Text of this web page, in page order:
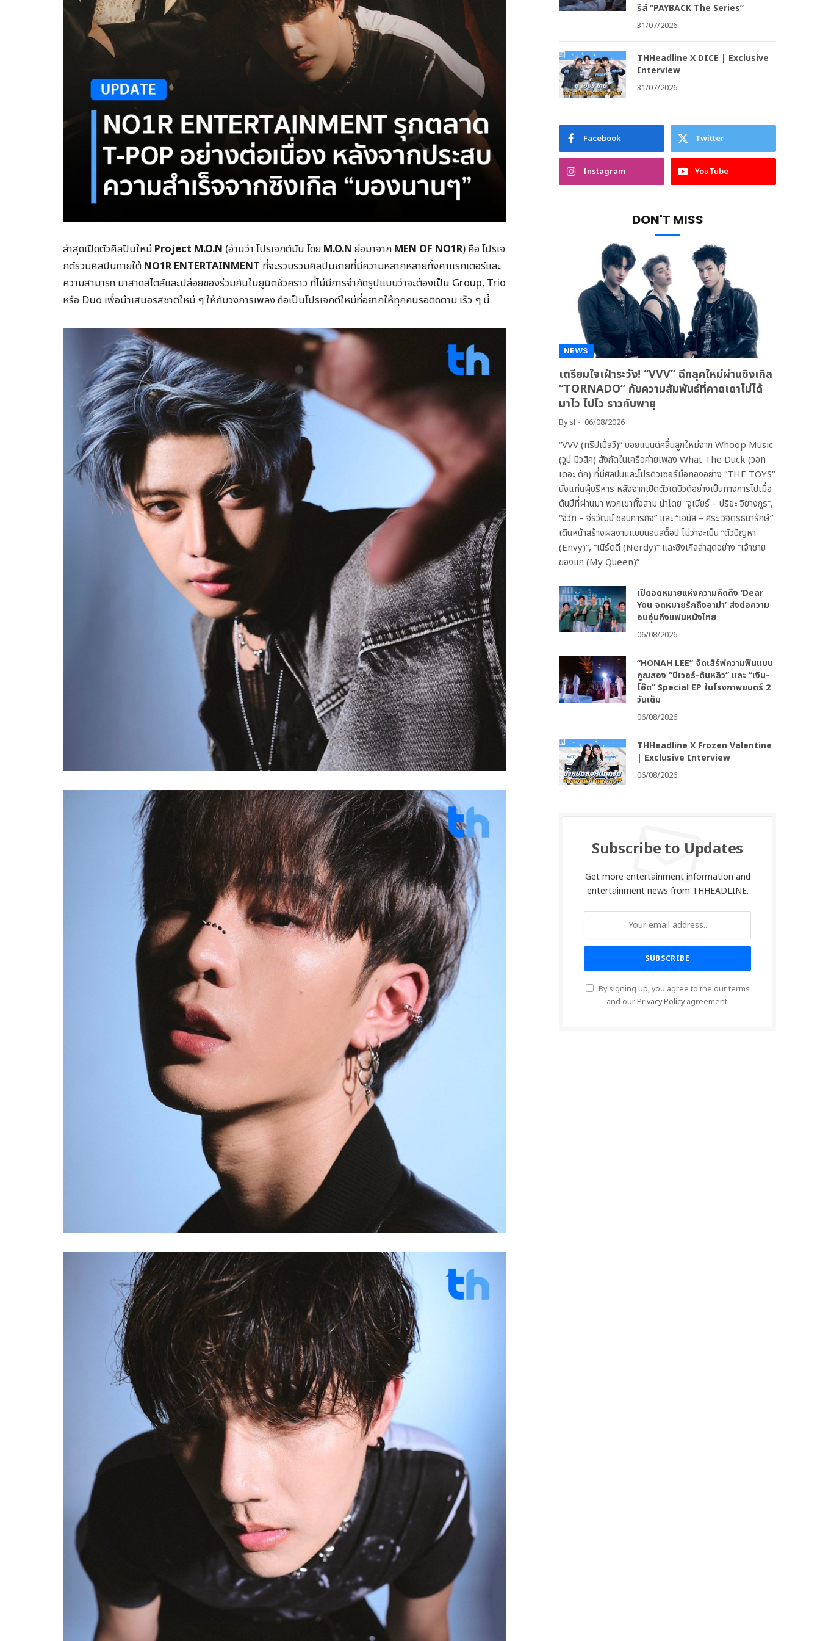
ล่าสุดเปิดตัวศิลปินใหม่ Project M.O.N (อ่านว่า โปรเจกต์มัน โดย M.O.N ย่อมาจาก MEN OF NO1R) คือ โปรเจ
กต์รวมศิลปินภายใต้ NO1R ENTERTAINMENT ที่จะรวบรวมศิลปินชายที่มีความหลากหลายทั้งคาแรกเตอร์และ
ความสามารถ มาสาดสไตล์และปล่อยของร่วมกันในยูนิตชั่วคราว ที่ไม่มีการจำกัดรูปแบบว่าจะต้องเป็น Group, Trio
หรือ Duo เพื่อนำเสนอรสชาติใหม่ ๆ ให้กับวงการเพลง ถือเป็นโปรเจกต์ใหม่ที่อยากให้ทุกคนรอติดตาม เร็ว ๆ นี้
รีส์ “PAYBACK The Series”
31/07/2026
THHeadline X DICE | Exclusive
Interview
31/07/2026
Facebook Twitter
Instagram YouTube
DON'T MISS
NEWS
เตรียมใจเฝ้าระวัง! “VVV” ฉีกลุคใหม่ผ่านซิงเกิล
“TORNADO” กับความสัมพันธ์ที่คาดเดาไม่ได้
มาไว ไปไว ราวกับพายุ
Bysl 06/08/2026
“VVV (ทริปเปิ้ลวี)” บอยแบนด์คลื่นลูกใหม่จาก Whoop Music
(วูป มิวสิค) สังกัดในเครือค่ายเพลง What The Duck (วอท
เดอะ ดัก) ที่มีศิลปินและโปรดิวเซอร์มือทองอย่าง “THE TOYS”
นั่งแท่นผู้บริหาร หลังจากเปิดตัวเดบิวต์อย่างเป็นทางการไปเมื่อ
ต้นปีที่ผ่านมา พวกเขาทั้งสาม นำโดย “จูเนียร์ – ปริยะ จิยางกูร”,
“จีวัท – จีรวัฒน์ ชอบการกิจ” และ “เจนัส – ศิระ วิจิตรธนารักษ์”
เดินหน้าสร้างผลงานแบบนอนสต็อป ไม่ว่าจะเป็น “ตัวปัญหา
(Envy)”, “เนิร์ดดี (Nerdy)” และซิงเกิลล่าสุดอย่าง “เจ้าชาย
ของแก (My Queen)”
เปิดจดหมายแห่งความคิดถึง ‘Dear
You จดหมายรักถึงอาม่า’ ส่งต่อความ
อบอุ่นถึงแฟนหนังไทย
06/08/2026
“HONAH LEE” จัดเสิร์ฟความฟินแบบ
คูณสอง “บีเวอร์-ต้นหลิว” และ “เงิน-
โอ๊ต” Special EP ในโรงภาพยนตร์ 2
วันเต็ม
06/08/2026
THHeadline X Frozen Valentine
| Exclusive Interview
06/08/2026
Subscribe to Updates
Get more entertainment information and
entertainment news from THHEADLINE.
By signing up, you agree to the our terms
and ourPrivacy Policyagreement.